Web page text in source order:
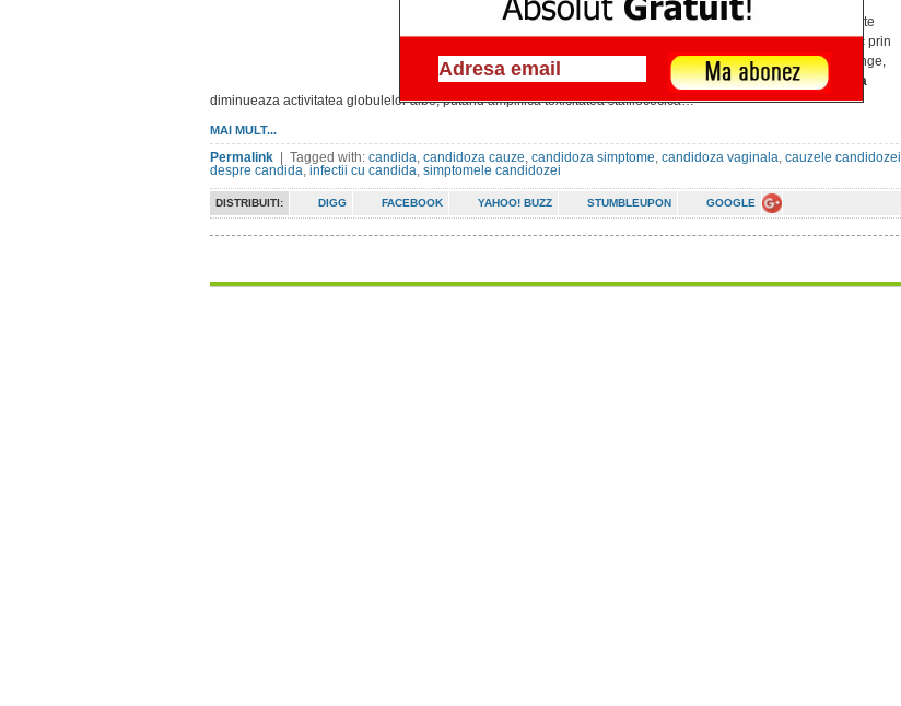
Celulelor ciupercii le cresc niste radacini, numite
hyphe, care se dezvolta in colonii. Acestea trec prin
peretele intestinal si varsa zeci de toxine in sange,
ajungand in diferite locuri.Toxinele de candida
diminueaza activitatea globulelor albe, putand amplifica toxicitatea stafilococica…
MAI MULT...
Permalink | Tagged with: candida, candidoza cauze, candidoza simptome, candidoza vaginala, cauzele candidozei
despre candida, infectii cu candida, simptomele candidozei
DISTRIBUITI: DIGG FACEBOOK YAHOO! BUZZ STUMBLEUPON GOOGLE